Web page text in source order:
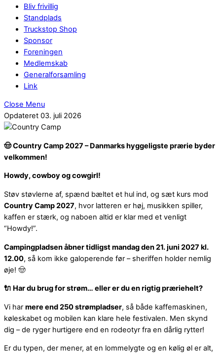
Bliv frivillig
Standplads
Truckstop Shop
Sponsor
Foreningen
Medlemskab
Generalforsamling
Link
Close Menu
Opdateret 03. juli 2026
🤠Country Camp 2027 – Danmarks hyggeligste prærie byder
velkommen!
Howdy, cowboy og cowgirl!
Støv støvlerne af, spænd bæltet et hul ind, og sæt kurs mod
Country Camp 2027, hvor latteren er høj, musikken spiller,
kaffen er stærk, og naboen altid er klar med et venligt
“Howdy!”.
Campingpladsen åbner tidligst mandag den 21. juni 2027 kl.
12.00, så kom ikke galoperende før – sheriffen holder nemlig
øje! 🤠
🔌 Har du brug for strøm… eller er du en rigtig præriehelt?
Vi har mere end 250 strømpladser, så både kaffemaskinen,
køleskabet og mobilen kan klare hele festivalen. Men skynd
dig – de ryger hurtigere end en rodeotyr fra en dårlig rytter!
Er du typen, der mener, at en lommelygte og en kølig øl er alt,